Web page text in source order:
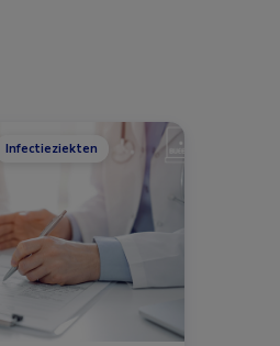
Infectieziekten